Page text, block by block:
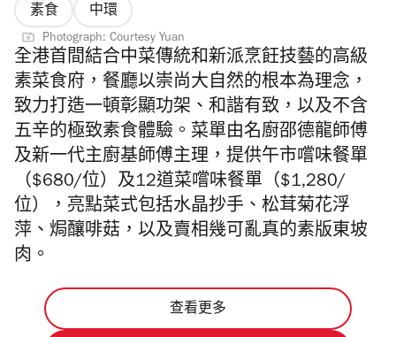
素食 中環
Photograph: Courtesy Yuan
全港首間結合中菜傳統和新派烹飪技藝的高級
素菜食府， 餐廳以崇尚大自然的根本為理念，
致力打造一頓彰顯功架、和諧有致，以及不含
五辛的極致素食體驗 。菜單由名廚邵德龍師傅
及新一代主廚基師傅主理，提供午市嚐味餐單
（$680/位） 及12道菜嚐味餐單 （$1,280/
位），亮點菜式包括水晶抄手 、 松茸菊花浮
萍、焗釀啡菇，以及賣相幾可亂真的素版東坡
肉。
查看更多